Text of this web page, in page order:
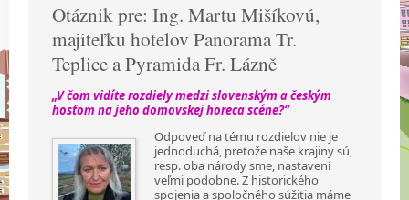
Otáznik pre: Ing. Martu Mišíkovú,
majiteľku hotelov Panorama Tr.
Teplice a Pyramida Fr. Lázně
„V čom vidíte rozdiely medzi slovenským a českým
hosťom na jeho domovskej horeca scéne?“
Odpoveď na tému rozdielov nie je
jednoduchá, pretože naše krajiny sú,
resp. oba národy sme, nastavení
veľmi podobne. Z historického
spojenia a spoločného súžitia máme